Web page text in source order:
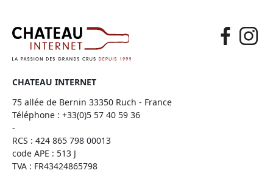
CHATEAU INTERNET
75 allée de Bernin 33350 Ruch - France
Téléphone : +33(0)5 57 40 59 36
-
RCS : 424 865 798 00013
code APE : 513 J
TVA : FR43424865798